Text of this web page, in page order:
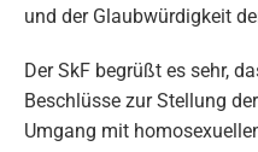
und der Glaubwürdigkeit
Der SkF begrüßt es sehr,
Beschlüsse zur Stellung
Umgang mit